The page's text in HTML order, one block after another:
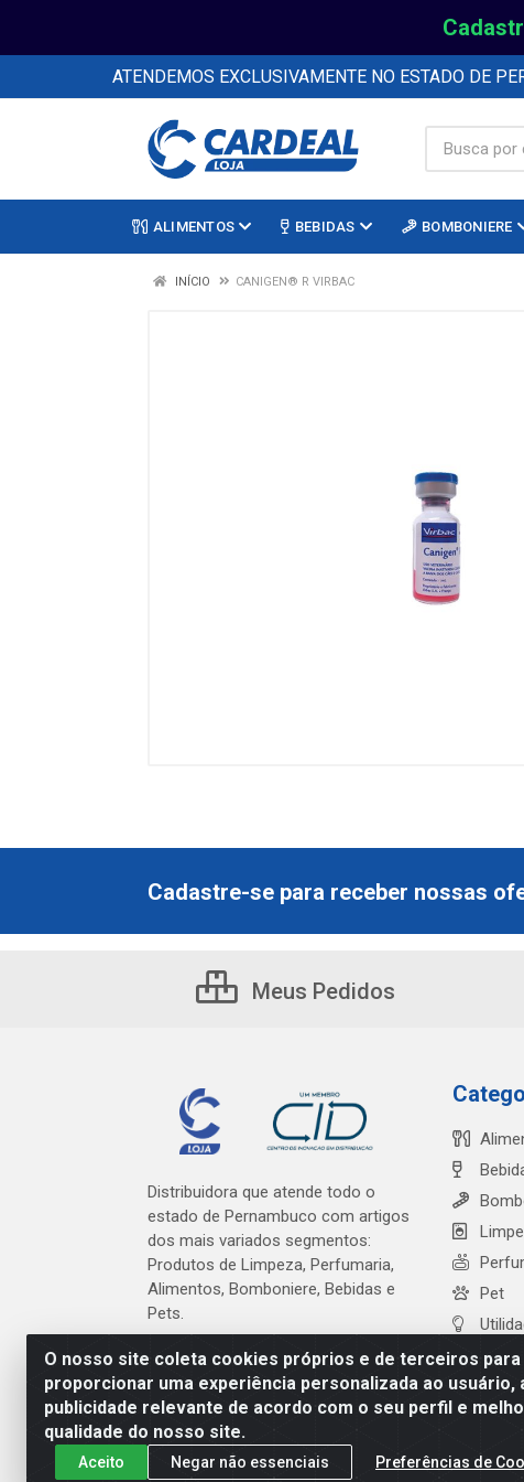
ATENDEMOS EXCLUSIVAMENTE NO ESTADO DE
ALIMENTOS BEBIDAS BOMBONIERE
INÍCIO CANIGEN® R VIRBAC
O nosso site coleta cookies próprios e de terceiros para
proporcionar uma experiência personalizada ao usuário,
publicidade relevante de acordo com o seu perfil e
qualidade do nosso site.
Aceito Negar não essenciais Preferências de
Cadastre-se para receber nossas
Meus Pedidos
Distribuidora que atende todo o
estado de Pernambuco com artigos
dos mais variados segmentos:
Produtos de Limpeza, Perfumaria,
Alimentos, Bomboniere, Bebidas e
Pets.
Pet
Cardeal Distribuidora - Estrada